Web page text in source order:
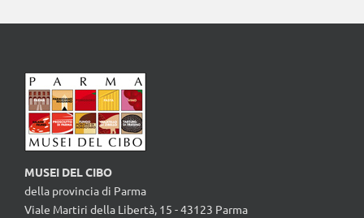
MUSEI DEL CIBO
della provincia di Parma
Viale Martiri della Libertà, 15 - 43123 Parma